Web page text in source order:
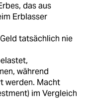
das aus
Erblasser
tatsächlich nie
während
werden. Macht
im Vergleich